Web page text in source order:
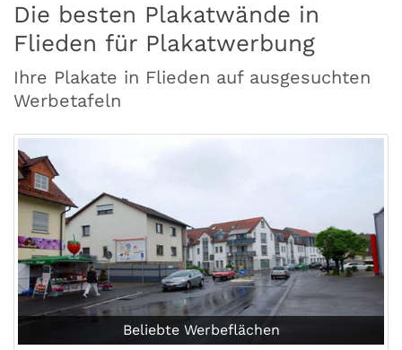
Die besten Plakatwände in
Flieden für Plakatwerbung
Ihre Plakate in Flieden auf ausgesuchten
Werbetafeln
Beliebte Werbeflächen